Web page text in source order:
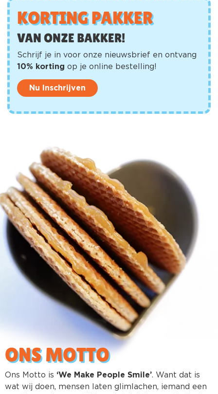
KORTING PAKKER
VAN ONZE BAKKER!
Schrijf je in voor onze nieuwsbrief en ontvang
10% korting op je online bestelling!
Nu Inschrijven
ONS MOTTO
Ons Motto is ‘We Make People Smile’. Want dat is
wat wij doen, mensen laten glimlachen, iemand een